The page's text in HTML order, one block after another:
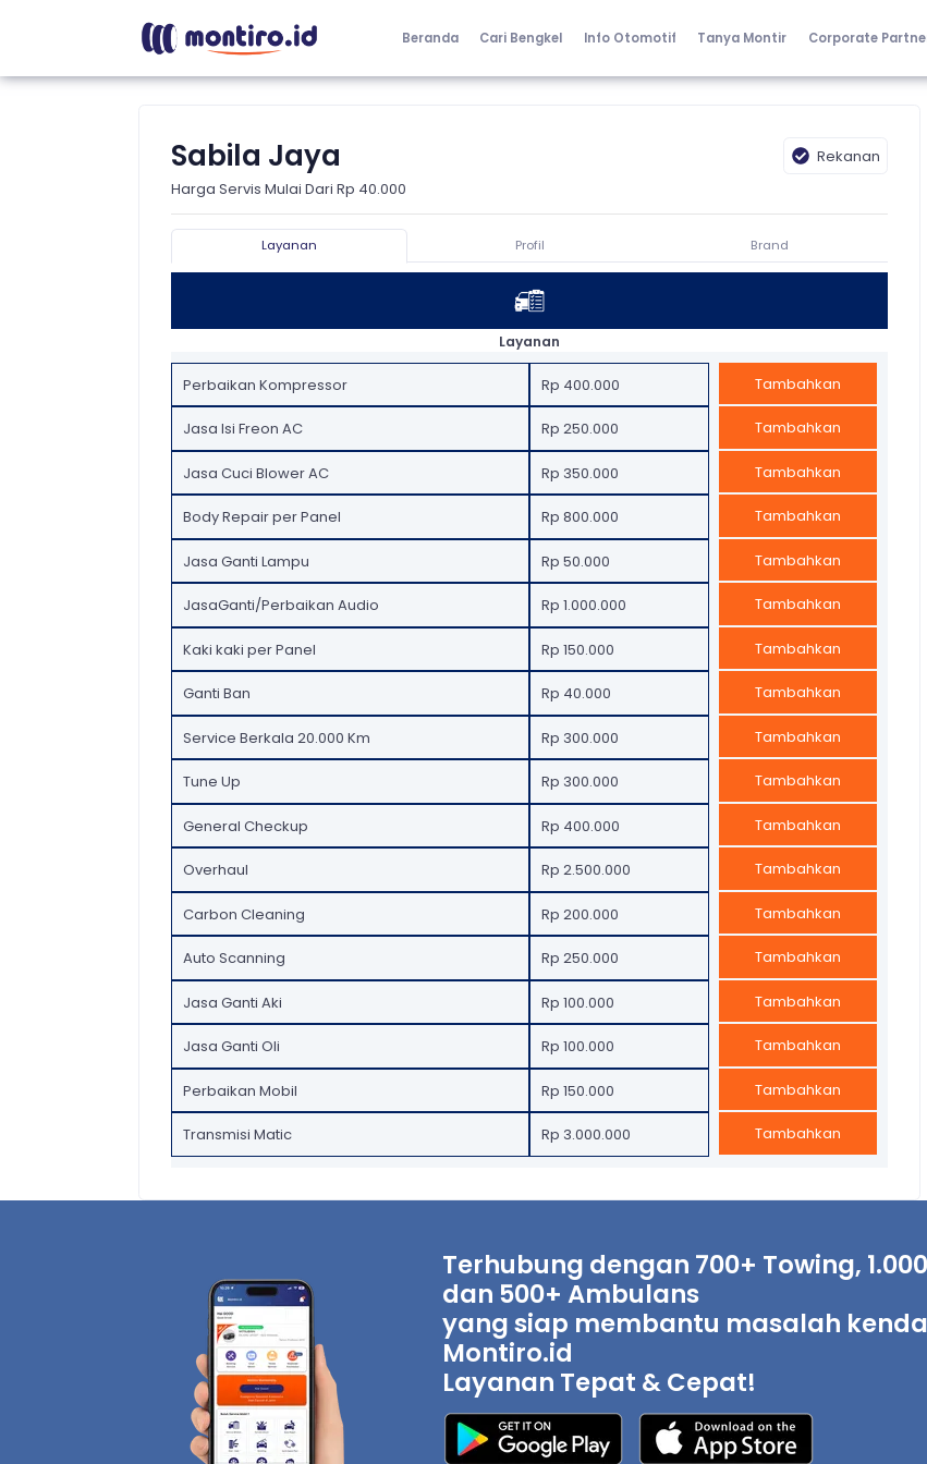
Beranda Cari Bengkel Info Otomotif Tanya Montir Corporate
Sabila Jaya
Rekanan
Harga Servis Mulai Dari Rp 40.000
Layanan Profil Brand
Layanan
Perbaikan Kompressor Rp 400.000 Tambahkan
Jasa Isi Freon AC Rp 250.000 Tambahkan
Jasa Cuci Blower AC Rp 350.000 Tambahkan
Body Repair per Panel Rp 800.000 Tambahkan
Jasa Ganti Lampu Rp 50.000 Tambahkan
JasaGanti/Perbaikan Audio Rp 1.000.000 Tambahkan
Kaki kaki per Panel Rp 150.000 Tambahkan
Ganti Ban Rp 40.000 Tambahkan
Service Berkala 20.000 Km Rp 300.000 Tambahkan
Tune Up Rp 300.000 Tambahkan
General Checkup Rp 400.000 Tambahkan
Overhaul Rp 2.500.000 Tambahkan
Carbon Cleaning Rp 200.000 Tambahkan
Auto Scanning Rp 250.000 Tambahkan
Jasa Ganti Aki Rp 100.000 Tambahkan
Jasa Ganti Oli Rp 100.000 Tambahkan
Perbaikan Mobil Rp 150.000 Tambahkan
Transmisi Matic Rp 3.000.000 Tambahkan
Terhubung dengan 700+ Towing,
dan 500+ Ambulans
yang siap membantu masalah
Montiro.id
Layanan Tepat & Cepat!